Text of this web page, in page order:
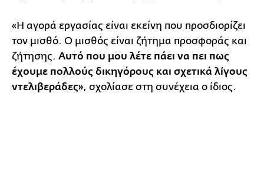
«Η αγορά εργασίας είναι εκείνη που προσδιορίζει
τον μισθό. Ο μισθός είναι ζήτημα προσφοράς και
ζήτησης. Αυτό που μου λέτε πάει να πει πως
έχουμε πολλούς δικηγόρους και σχετικά λίγους
ντελιβεράδες», σχολίασε στη συνέχεια ο ίδιος.